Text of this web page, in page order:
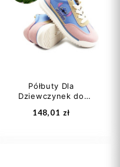
40
Dodaj do koszyka
Półbuty Dla
Dziewczynek do
148,01 zł